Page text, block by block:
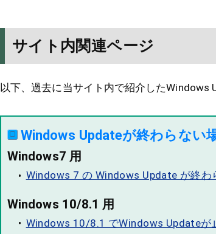
サイト内関連ページ
以下、過去に当サイト内で紹介したWindows
Windows Updateが終わらない
Windows7 用
Windows 7 の Windows Update が終
Windows 10/8.1 用
Windows 10/8.1 でWindows Updateが